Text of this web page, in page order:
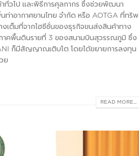
ทั่วไป และพิธีการศุลกากร ซึ่งช่วยพัฒนา
ท่าอากาศยานไทย จำกัด หรือ AOTGA ที่ทริพ
เต็มที่จากไฮซีซั่นของธุรกิจขนส่งสินค้าทาง
ภาคพื้นดินรายที่ 3 ของสนามบินสุวรรณภูมิ ซึ่ง
ก็มีสัญญาณเติบโต โดยได้ขยายการลงทุน
ย
READ MORE...